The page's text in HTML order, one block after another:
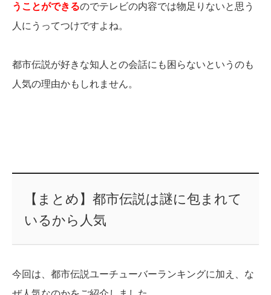
うことができるのでテレビの内容では物足りないと思う
人にうってつけですよね。
都市伝説が好きな知人との会話にも困らないというのも
人気の理由かもしれません。
【まとめ】都市伝説は謎に包まれて
いるから人気
今回は、都市伝説ユーチューバーランキングに加え、な